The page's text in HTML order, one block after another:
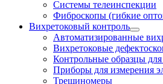
Системы телеинспекции
Фиброскопы (гибкие
Вихретоковый контроль
Автоматизированные
Вихретоковые
Контрольные образцы
Приборы для измерения
Трещиномеры